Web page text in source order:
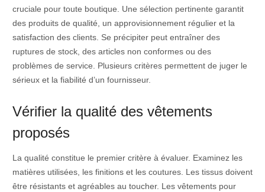
cruciale pour toute boutique. Une sélection pertinente garantit
des produits de qualité, un approvisionnement régulier et la
satisfaction des clients. Se précipiter peut entraîner des
ruptures de stock, des articles non conformes ou des
problèmes de service. Plusieurs critères permettent de juger le
sérieux et la fiabilité d’un fournisseur.
Vérifier la qualité des vêtements
proposés
La qualité constitue le premier critère à évaluer. Examinez les
matières utilisées, les finitions et les coutures. Les tissus doivent
être résistants et agréables au toucher. Les vêtements pour